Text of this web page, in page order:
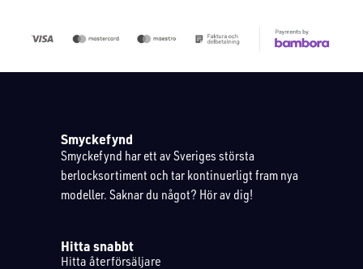
Smyckefynd
Smyckefynd har ett av Sveriges största
berlocksortiment och tar kontinuerligt fram nya
modeller. Saknar du något? Hör av dig!
Hitta snabbt
Hitta återförsäljare